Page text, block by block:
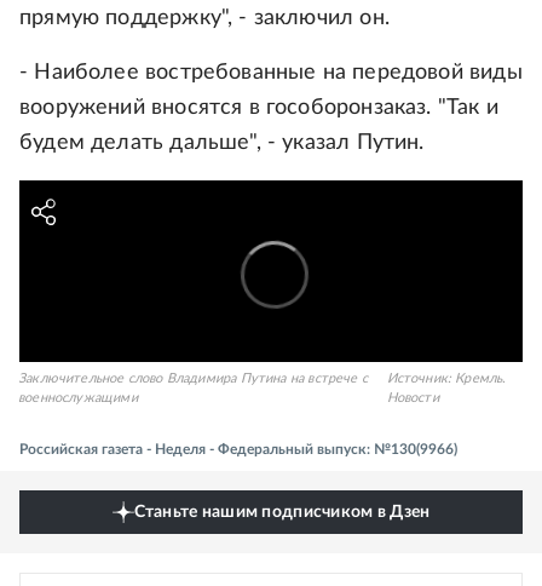
прямую поддержку", - заключил он.
- Наиболее востребованные на передовой виды
вооружений вносятся в гособоронзаказ. "Так и
будем делать дальше", - указал Путин.
Заключительное слово Владимира Путина на встрече с
военнослужащими
Источник: Кремль.
Новости
Российская газета - Неделя - Федеральный выпуск: №130(9966)
Станьте нашим подписчиком в Дзен